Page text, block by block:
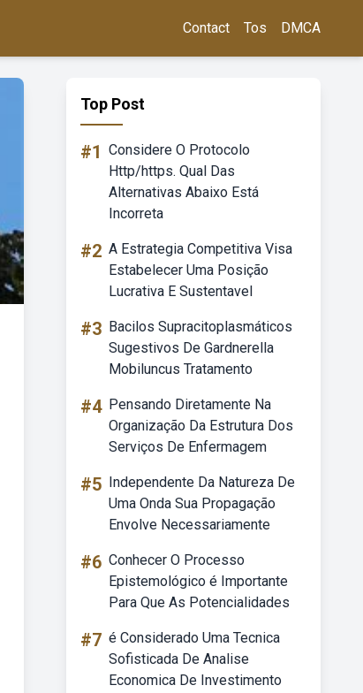
Contact Tos DMCA
Top Post
#1 Considere O Protocolo
Http/https. Qual Das
Alternativas Abaixo Está
Incorreta
#2 A Estrategia Competitiva Visa
Estabelecer Uma Posição
Lucrativa E Sustentavel
#3 Bacilos Supracitoplasmáticos
Sugestivos De Gardnerella
Mobiluncus Tratamento
#4 Pensando Diretamente Na
Organização Da Estrutura Dos
Serviços De Enfermagem
#5 Independente Da Natureza De
Uma Onda Sua Propagação
Envolve Necessariamente
#6 Conhecer O Processo
Epistemológico é Importante
Para Que As Potencialidades
#7 é Considerado Uma Tecnica
Sofisticada De Analise
Economica De Investimento